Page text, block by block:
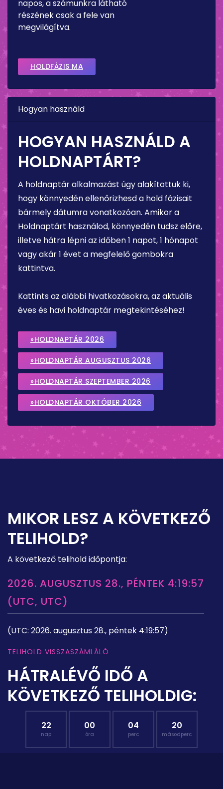
napos, a számunkra látható
részének csak a fele van
megvilágítva.
HOLDFÁZIS MA
Hogyan használd
HOGYAN HASZNÁLD A
HOLDNAPTÁRT?
A holdnaptár alkalmazást úgy alakítottuk ki,
hogy könnyedén ellenőrizhesd a hold fázisait
bármely dátumra vonatkozóan. Amikor a
Holdnaptárt használod, könnyedén tudsz előre,
illetve hátra lépni az időben 1 napot, 1 hónapot
vagy akár 1 évet a megfelelő gombokra
kattintva.
Kattints az alábbi hivatkozásokra, az aktuális
éves és havi holdnaptár megtekintéséhez!
»HOLDNAPTÁR 2026
»HOLDNAPTÁR AUGUSZTUS 2026
»HOLDNAPTÁR SZEPTEMBER 2026
»HOLDNAPTÁR OKTÓBER 2026
MIKOR LESZ A KÖVETKEZŐ
TELIHOLD?
A következő telihold időpontja:
2026. AUGUSZTUS 28., PÉNTEK 4:19:57
(UTC, UTC)
(UTC: 2026. augusztus 28., péntek 4:19:57)
TELIHOLD VISSZASZÁMLÁLÓ
HÁTRALÉVŐ IDŐ A
KÖVETKEZŐ TELIHOLDIG:
22
nap
00
óra
04
perc
19
másodperc